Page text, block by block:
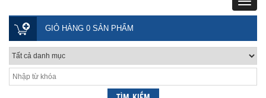
GIỎ HÀNG 0 SẢN PHẨM